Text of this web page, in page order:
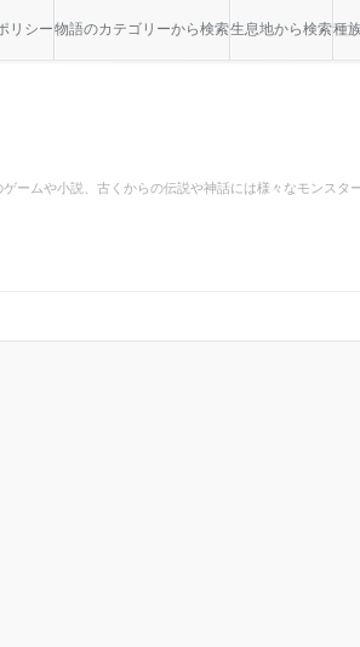
リシー物語のカテゴリーから検索生息地から検索種
ームや小説、古くからの伝説や神話には様々なモンスタ